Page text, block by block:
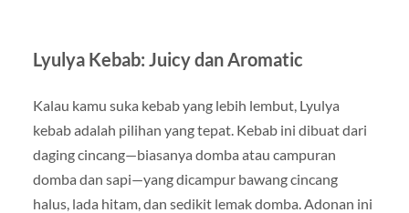
Lyulya Kebab: Juicy dan Aromatic
Kalau kamu suka kebab yang lebih lembut, Lyulya
kebab adalah pilihan yang tepat. Kebab ini dibuat dari
daging cincang—biasanya domba atau campuran
domba dan sapi—yang dicampur bawang cincang
halus, lada hitam, dan sedikit lemak domba. Adonan ini